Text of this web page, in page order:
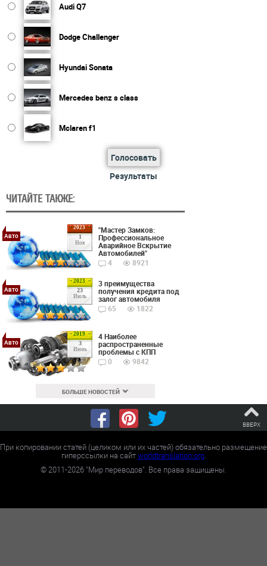
Audi Q7
Dodge Challenger
Hyundai Sonata
Mercedes benz s class
Mclaren f1
Голосовать
Результаты
ЧИТАЙТЕ ТАКЖЕ:
2023
1
Ноя
Авто
"Мастер Замков:
Профессиональное
Аварийное Вскрытие
Автомобилей"
4
8921
2023
23
Июль
Авто
3 преимущества
получения кредита под
залог автомобиля
65
1822
2019
3
Июнь
Авто
4 Наиболее
распространенные
проблемы с КПП
0
9842
БОЛЬШЕ НОВОСТЕЙ
ВВЕРХ
При копировании статей (целиком или их частей) обязательно размещение
гиперссылки на сайтworldtranslation.org.
©2011-2026 "Мир переводов". Все права защищены.